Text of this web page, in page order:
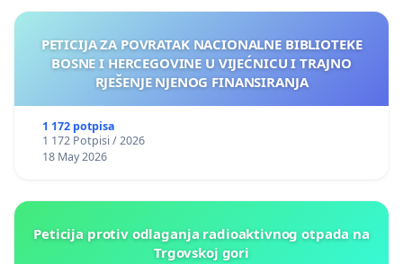
PETICIJA ZA POVRATAK NACIONALNE BIBLIOTEKE
BOSNE I HERCEGOVINE U VIJEĆNICU I TRAJNO
RJEŠENJE NJENOG FINANSIRANJA
1 172 potpisa
1 172 Potpisi / 2026
18 May 2026
Peticija protiv odlaganja radioaktivnog otpada na
Trgovskoj gori